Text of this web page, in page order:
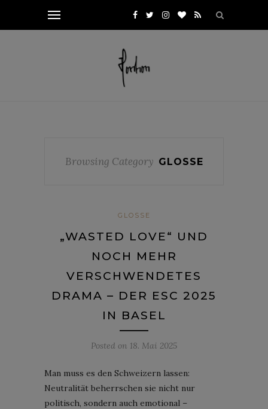
Browsing Category GLOSSE
GLOSSE
„WASTED LOVE“ UND
NOCH MEHR
VERSCHWENDETES
DRAMA – DER ESC 2025
IN BASEL
Posted on 18. Mai 2025
Man muss es den Schweizern lassen:
Neutralität beherrschen sie nicht nur
politisch, sondern auch emotional –